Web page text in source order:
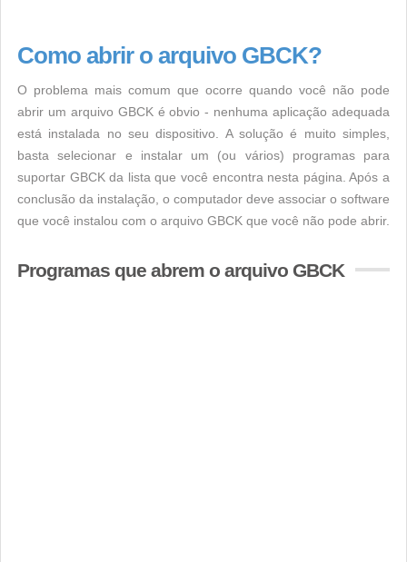
Como abrir o arquivo GBCK?
O problema mais comum que ocorre quando você não pode
abrir um arquivo GBCK é obvio - nenhuma aplicação adequada
está instalada no seu dispositivo. A solução é muito simples,
basta selecionar e instalar um (ou vários) programas para
suportar GBCK da lista que você encontra nesta página. Após a
conclusão da instalação, o computador deve associar o software
que você instalou com o arquivo GBCK que você não pode abrir.
Programas que abrem o arquivo GBCK